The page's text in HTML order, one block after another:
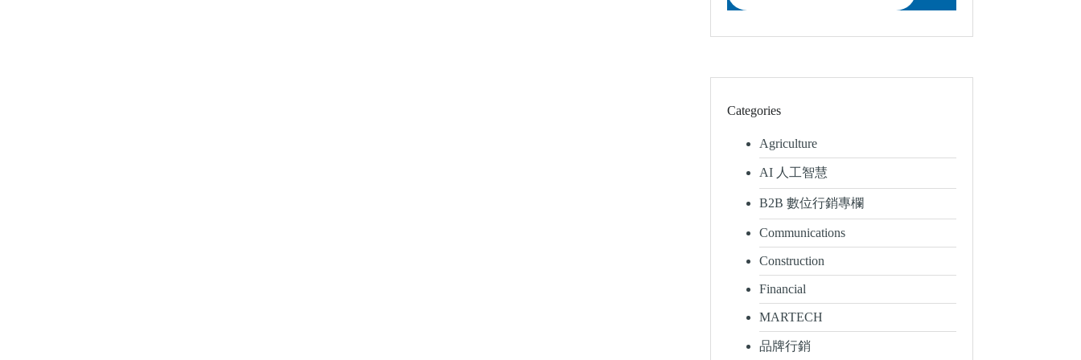
Categories
Agriculture
AI 人工智慧
B2B 數位行銷專欄
Communications
Construction
Financial
MARTECH
品牌行銷